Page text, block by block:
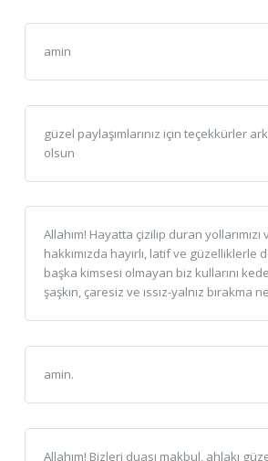
amin
güzel paylaşımlarınız için teçekkürler
olsun
Allahım! Hayatta çizilip duran
hakkımızda hayırlı, latif ve güzelliklerle
başka kimsesi olmayan biz kullarını
şaşkın, çaresiz ve ıssız-yalnız bırakma
amin.
Allahım! Bizleri duası makbul, ahlakı